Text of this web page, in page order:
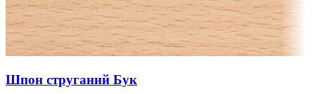
Шпон струганий Бук